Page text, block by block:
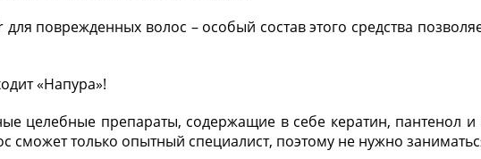
поврежденных волос – особый состав этого средства
«Напура»!
целебные препараты, содержащие в себе кератин, пантенол
только опытный специалист, поэтому не нужно
українською мовою